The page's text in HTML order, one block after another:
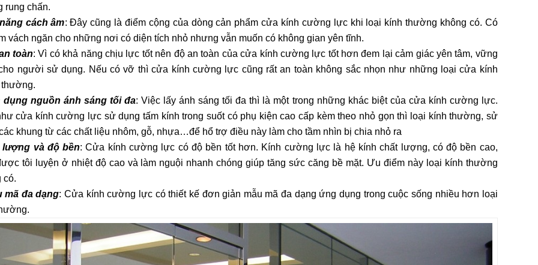
rung chấn.
cách âm: Đây cũng là điểm cộng của dòng cản phẩm cửa kính cường lực khi loại kính thường không có. Có
vách ngăn cho những nơi có diện tích nhỏ nhưng vẫn muốn có không gian yên tĩnh.
toàn: Vì có khả năng chịu lực tốt nên độ an toàn của cửa kính cường lực tốt hơn đem lại cảm giác yên tâm, vững
người sử dụng. Nếu có vỡ thì cửa kính cường lực cũng rất an toàn không sắc nhọn như những loại cửa kính
dụng nguồn ánh sáng tối đa: Việc lấy ánh sáng tối đa thì là một trong những khác biệt của cửa kính cường lực.
cửa kính cường lực sử dụng tấm kính trong suốt có phụ kiện cao cấp kèm theo nhỏ gọn thì loại kính thường, sử
khung từ các chất liệu nhôm, gỗ, nhựa…để hổ trợ điều này làm cho tầm nhìn bị chia nhỏ ra
lượng và độ bền: Cửa kính cường lực có độ bền tốt hơn. Kính cường lực là hệ kính chất lượng, có độ bền cao,
tôi luyện ở nhiệt độ cao và làm nguội nhanh chóng giúp tăng sức căng bề mặt. Ưu điểm này loại kính thường
có.
mã đa dạng: Cửa kính cường lực có thiết kế đơn giản mẫu mã đa dạng ứng dụng trong cuộc sống nhiều hơn loại